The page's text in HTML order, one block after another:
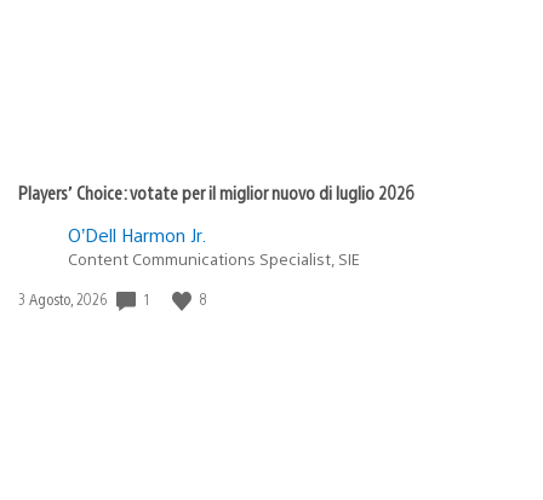
Players’ Choice: votate per il miglior nuovo di luglio 2026
O’Dell Harmon Jr.
Content Communications Specialist, SIE
Data
3 Agosto, 2026 1 8